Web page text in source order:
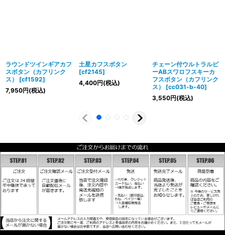
ラウンドツインギアカフ
スボタン（カフリンク
ス）
[cf1592]
7,950円(税込)
土星カフスボタン
[cf2145]
4,400円(税込)
チェーン付ウルトラルビ
ーABスワロフスキーカ
フスボタン（カフリンク
ス）
[cc031-b-40]
3,550円(税込)